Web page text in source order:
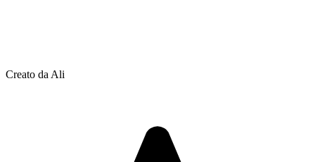
Creato da Ali